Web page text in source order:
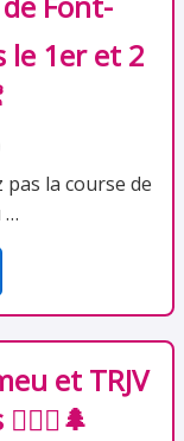
le 1er et 2
pas la course de
…
et TRJV